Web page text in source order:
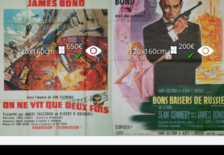
120x160cm
650€
✔ 120x160cm
200€
✔